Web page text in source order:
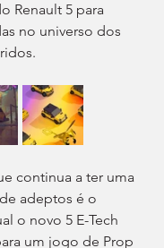
Renault 5 para
no universo dos
continua a ter uma
adeptos é o
o novo 5 E-Tech
um jogo de Prop